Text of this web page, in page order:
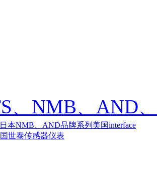
、NMB、AND
日本NMB、AND品牌系列 美国interface
世泰传感器仪表